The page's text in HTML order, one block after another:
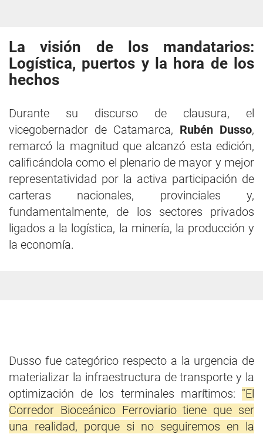
La visión de los mandatarios:
Logística, puertos y la hora de los
hechos
Durante su discurso de clausura, el
vicegobernador de Catamarca, Rubén Dusso,
remarcó la magnitud que alcanzó esta edición,
calificándola como el plenario de mayor y mejor
representatividad por la activa participación de
carteras nacionales, provinciales y,
fundamentalmente, de los sectores privados
ligados a la logística, la minería, la producción y
la economía.
Dusso fue categórico respecto a la urgencia de
materializar la infraestructura de transporte y la
optimización de los terminales marítimos: "El
Corredor Bioceánico Ferroviario tiene que ser
una realidad, porque si no seguiremos en la